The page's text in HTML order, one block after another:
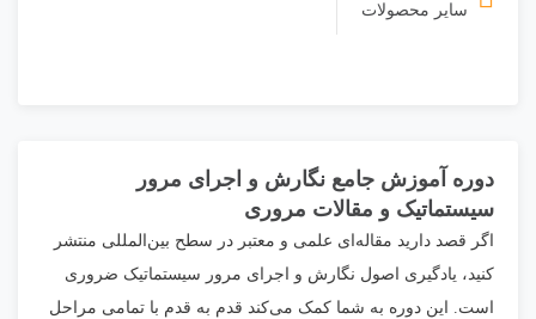
سایر محصولات
دوره آموزش جامع نگارش و اجرای مرور
سیستماتیک و مقالات مروری
اگر قصد دارید مقاله‌ای علمی و معتبر در سطح بین‌المللی منتشر
کنید، یادگیری اصول نگارش و اجرای مرور سیستماتیک ضروری
است. این دوره به شما کمک می‌کند قدم به قدم با تمامی مراحل